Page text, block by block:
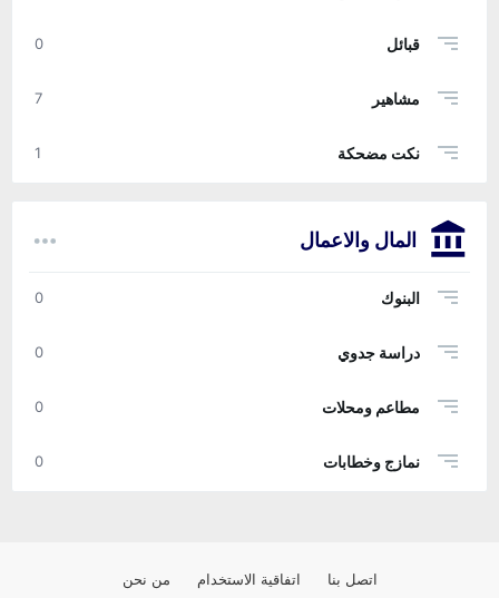
قبائل 0
مشاهير 7
نكت مضحكة 1
المال والاعمال
البنوك 0
دراسة جدوي 0
مطاعم ومحلات 0
نمازج وخطابات 0
اتصل بنا اتفاقية الاستخدام من نحن